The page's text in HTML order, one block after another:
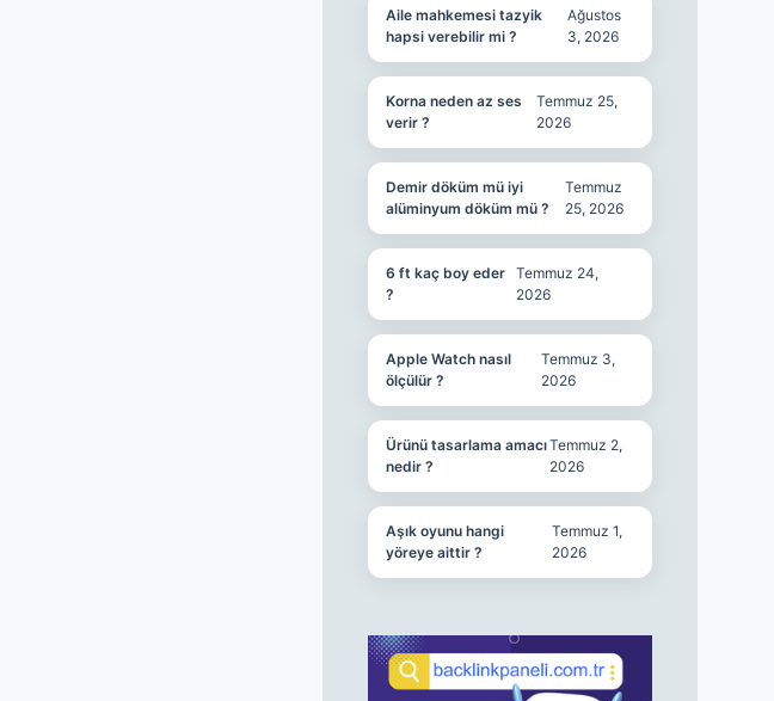
Aile mahkemesi tazyik
hapsi verebilir mi ?
Ağustos
3, 2026
Korna neden az ses
verir ?
Temmuz 25,
2026
Demir döküm mü iyi
alüminyum döküm mü ?
Temmuz
25, 2026
6 ft kaç boy eder
?
Temmuz 24,
2026
Apple Watch nasıl
ölçülür ?
Temmuz 3,
2026
Ürünü tasarlama amacı
nedir ?
Temmuz 2,
2026
Aşık oyunu hangi
yöreye aittir ?
Temmuz 1,
2026